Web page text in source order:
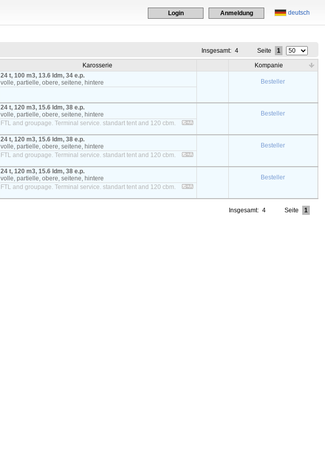
deutsch
Login Anmeldung
Insgesamt: 4 Seite 1
Karosserie
Kompanie
24 t, 100 m3, 13.6 ldm, 34 e.p.
volle, partielle, obere, seitene, hintere
Besteller
24 t, 120 m3, 15.6 ldm, 38 e.p.
volle, partielle, obere, seitene, hintere
Besteller
FTL and groupage. Terminal service. standart tent and 120 cbm.
24 t, 120 m3, 15.6 ldm, 38 e.p.
volle, partielle, obere, seitene, hintere
Besteller
FTL and groupage. Terminal service. standart tent and 120 cbm.
24 t, 120 m3, 15.6 ldm, 38 e.p.
volle, partielle, obere, seitene, hintere
Besteller
FTL and groupage. Terminal service. standart tent and 120 cbm.
Insgesamt: 4 Seite 1